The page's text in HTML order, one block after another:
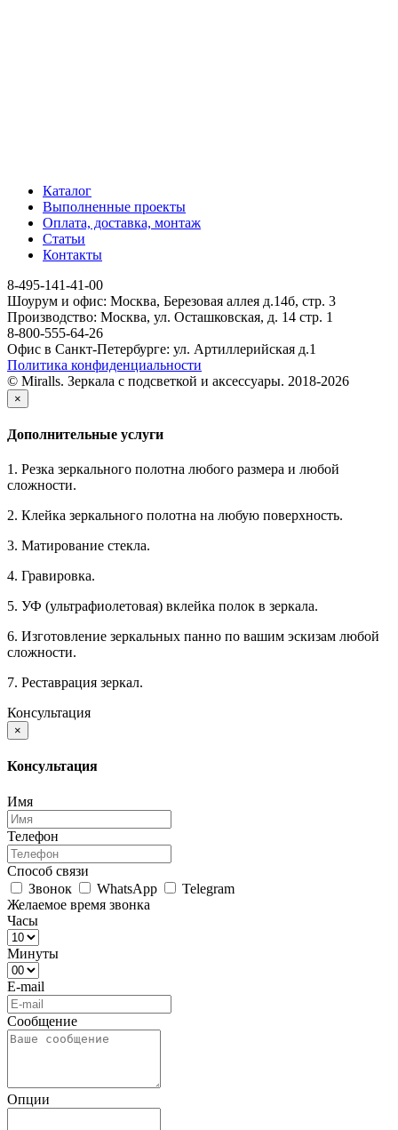
Каталог
Выполненные проекты
Оплата, доставка, монтаж
Статьи
Контакты
8-495-141-41-00
Шоурум и офис: Москва, Березовая аллея д.14б, стр. 3
Производство: Москва, ул. Осташковская, д. 14 стр. 1
8-800-555-64-26
Офис в Санкт-Петербурге: ул. Артиллерийская д.1
Политика конфиденциальности
© Miralls. Зеркала с подсветкой и аксессуары. 2018-2026
×
Дополнительные услуги
1. Резка зеркального полотна любого размера и любой
сложности.
2. Клейка зеркального полотна на любую поверхность.
3. Матирование стекла.
4. Гравировка.
5. УФ (ультрафиолетовая) вклейка полок в зеркала.
6. Изготовление зеркальных панно по вашим эскизам любой
сложности.
7. Реставрация зеркал.
Консультация
×
Консультация
Имя
Телефон
Способ связи
Звонок
WhatsApp
Telegram
Желаемое время звонка
Часы
Минуты
E-mail
Сообщение
Опции